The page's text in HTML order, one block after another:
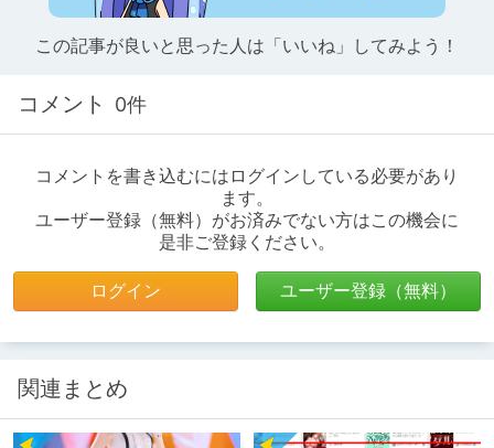
この記事が良いと思った人は「いいね」してみよう！
コメント 0件
コメントを書き込むにはログインしている必要があり
ます。
ユーザー登録（無料）がお済みでない方はこの機会に
是非ご登録ください。
ログイン ユーザー登録（無料）
関連まとめ